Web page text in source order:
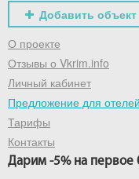
Добавить объект
О проекте
Отзывы о Vkrim.info
Личный кабинет
Предложение для отелей
Тарифы
Контакты
Дарим -5% на первое